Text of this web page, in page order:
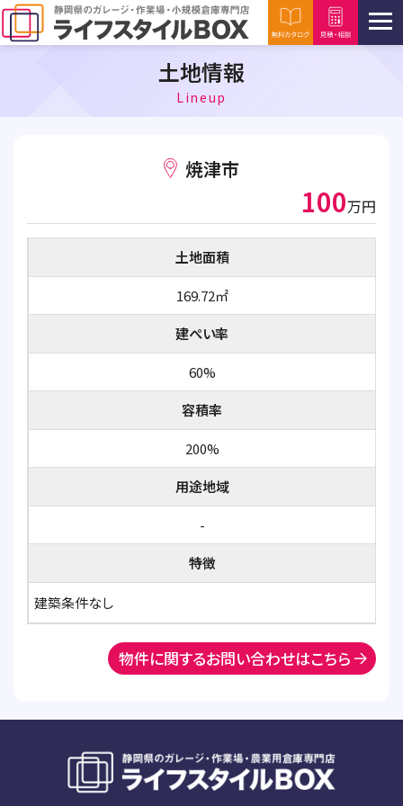
土地情報
Lineup
焼津市
100万円
土地面積
169.72㎡
建ぺい率
60%
容積率
200%
用途地域
-
特徴
建築条件なし
物件に関するお問い合わせはこちら